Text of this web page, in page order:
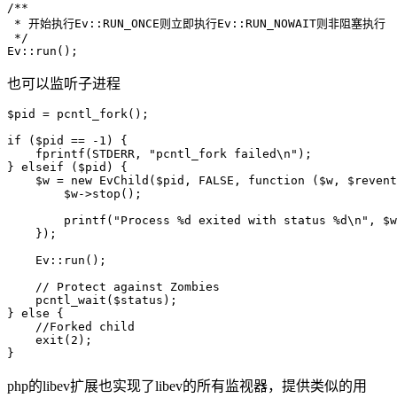
/**
* 开始执行Ev::RUN_ONCE则立即执行Ev::RUN_NOWAIT则非阻塞执行
*/
也可以监听子进程
$pid = pcntl_fork();
if ($pid == -1) {
    fprintf(STDERR, "pcntl_fork failed\n");
} elseif ($pid) {
$w = new EvChild($pid, FALSE, function ($w,
        $w->stop();
printf("Process %d exited with status %d\n",
    });
    Ev::run();
    // Protect against Zombies
    pcntl_wait($status);
} else {
    //Forked child
    exit(2);
php的libev扩展也实现了libev的所有监视器，提供类似的用